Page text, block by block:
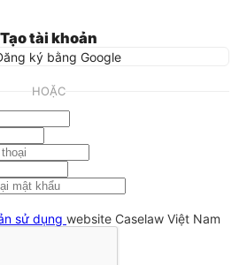
Tạo tài khoản
ký bằng Google
HOẶC
sử dụng website Caselaw Việt Nam